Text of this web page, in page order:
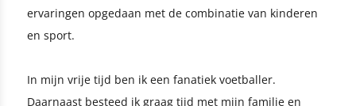
ervaringen opgedaan met de combinatie van kinderen
en sport.
In mijn vrije tijd ben ik een fanatiek voetballer.
Daarnaast besteed ik graag tijd met mijn familie en